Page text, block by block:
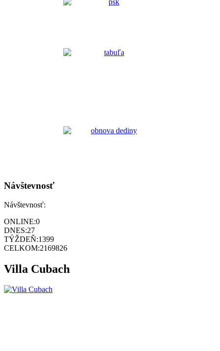
Návštevnosť
Návštevnosť:
ONLINE:0
DNES:27
TÝŽDEŇ:1399
CELKOM:2169826
Villa Cubach